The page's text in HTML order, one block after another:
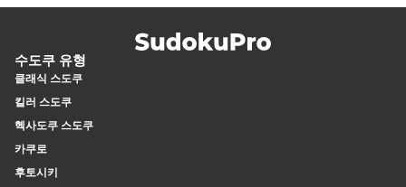
거나 덜 강력한 기법들입니다.
큰 격자가 더 넓은 범위의 다중 단위 패턴을 지원하기 때문입
니다.
수도쿠 유형
클래식 스도쿠
킬러 스도쿠
헥사도쿠 스도쿠
카쿠로
후토시키